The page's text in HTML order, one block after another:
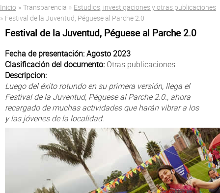
Transparencia
Mi Localidad
Participa
Usted está aquí
Inicio » Transparencia » Estudios, investigaciones y otras publicaciones
» Festival de la Juventud, Péguese al Parche 2.0
Festival de la Juventud, Péguese al Parche 2.0
Fecha de presentación: Agosto 2023
Clasificación del documento: Otras publicaciones
Descripcion:
Luego del éxito rotundo en su primera versión, llega el
Festival de la Juventud, Péguese al Parche 2.0., ahora
recargado de muchas actividades que harán vibrar a los
y las jóvenes de la localidad.